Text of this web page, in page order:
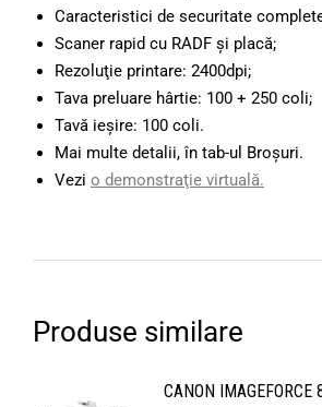
Caracteristici de securitate
Scaner rapid cu RADF și placă;
Rezoluţie printare: 2400dpi;
Tava preluare hârtie: 100 + 250 coli;
Tavă ieşire: 100 coli.
Mai multe detalii, în tab-ul Broşuri.
Vezi o demonstraţie virtuală.
Produse similare
CANON IMAGEFORCE